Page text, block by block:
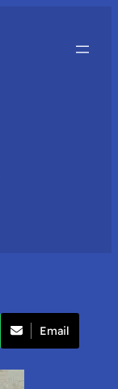
Email